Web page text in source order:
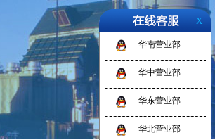
X
华南营业部
华中营业部
华东营业部
华北营业部